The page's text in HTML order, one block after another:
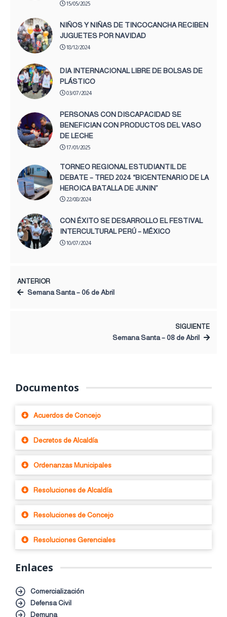
15/05/2025
NIÑOS Y NIÑAS DE TINCOCANCHA RECIBEN
JUGUETES POR NAVIDAD
18/12/2024
DIA INTERNACIONAL LIBRE DE BOLSAS DE
PLÁSTICO
03/07/2024
PERSONAS CON DISCAPACIDAD SE
BENEFICIAN CON PRODUCTOS DEL VASO
DE LECHE
17/01/2025
TORNEO REGIONAL ESTUDIANTIL DE
DEBATE – TRED 2024 “BICENTENARIO DE LA
HEROICA BATALLA DE JUNIN”
22/08/2024
CON ÉXITO SE DESARROLLO EL FESTIVAL
INTERCULTURAL PERÚ – MÉXICO
10/07/2024
ANTERIOR
Semana Santa – 06 de Abril
SIGUIENTE
Semana Santa – 08 de Abril
Documentos
Acuerdos de Concejo
Decretos de Alcaldía
Ordenanzas Municipales
Resoluciones de Alcaldía
Resoluciones de Concejo
Resoluciones Gerenciales
Enlaces
Comercialización
Defensa Civil
Demuna